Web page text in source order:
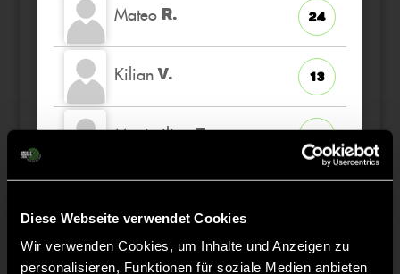
Diese Webseite verwendet Cookies
Wir verwenden Cookies, um Inhalte und Anzeigen zu
personalisieren, Funktionen für soziale Medien anbieten
Mateo R. 24
Kilian V. 13
Maximilian Z.